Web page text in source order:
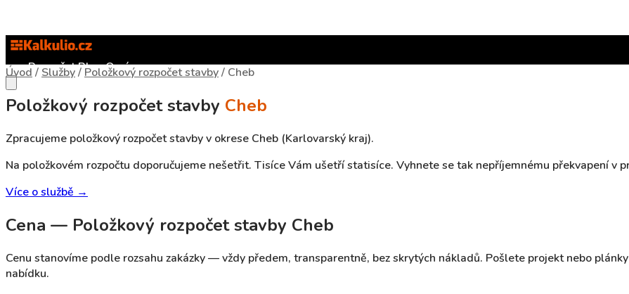
RozpočetBlogO nás
Úvod / Služby/ Položkový rozpočet stavby/ Cheb
Položkový rozpočet stavby Cheb
Zpracujeme položkový rozpočet stavby v okrese Cheb (Karlovarský kraj).
Na položkovém rozpočtu doporučujeme nešetřit. Tisíce Vám ušetří statisíce. Vyhnete se tak nepříjemnému překvapení v
Více o službě →
Cena — Položkový rozpočet stavby Cheb
Cenu stanovíme podle rozsahu zakázky — vždy předem, transparentně, bez skrytých nákladů. Pošlete projekt nebo
nabídku.